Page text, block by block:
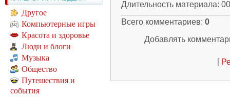
Другое
Компьютерные игры
Красота и здоровье
Люди и блоги
Музыка
Общество
Путешествия и
события
Длительность материала:
Всего комментариев: 0
Добавлять
[